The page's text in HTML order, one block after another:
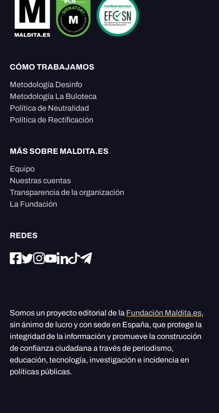
CÓMO TRABAJAMOS
Metodología Desinfo
Metodología La Buloteca
Política de Neutralidad
Política de Rectificación
MÁS SOBRE MALDITA.ES
Equipo
Nuestras cuentas
Transparencia de la organización
La Fundación
REDES
Somos un proyecto editorial de la Fundación Maldita.es,
sin ánimo de lucro y con sede en España, que protege la
integridad de la información y promueve la construcción
de confianza ciudadana a través de periodismo,
educación, tecnología, investigación e incidencia en
políticas públicas.